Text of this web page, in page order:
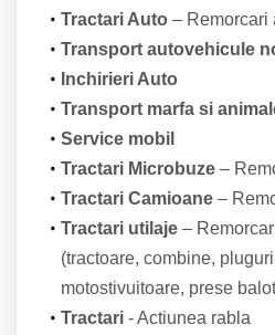
Tractari Auto– Remorcari
Transport autovehicule
Inchirieri Auto
Transport marfa si
Service mobil
Tractari Microbuze–
Tractari Camioane–
Tractari utilaje–
(tractoare, combine,
motostivuitoare, prese
Tractari- Actiunea rabla